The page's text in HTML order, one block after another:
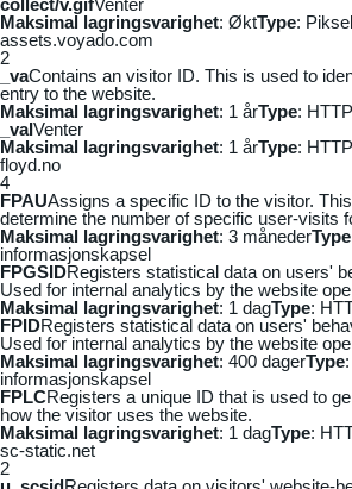
Maksimal lagringsvarighet: ØktType:
assets.voyado.com
2
_vaContains an visitor ID. This is used to
entry to the website.
Maksimal lagringsvarighet: 1 årType:
_vaIVenter
Maksimal lagringsvarighet: 1 årType:
floyd.no
4
FPAUAssigns a specific ID to the visitor.
determine the number of specific user-visits
Maksimal lagringsvarighet: 3 månederType
informasjonskapsel
FPGSIDRegisters statistical data on users'
Used for internal analytics by the website
Maksimal lagringsvarighet: 1 dagType:
FPIDRegisters statistical data on users'
Used for internal analytics by the website
Maksimal lagringsvarighet: 400 dagerType
informasjonskapsel
FPLCRegisters a unique ID that is used to
how the visitor uses the website.
Maksimal lagringsvarighet: 1 dagType:
sc-static.net
2